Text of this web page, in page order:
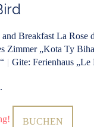
Breakfast La Rose
Zimmer „Kota Ty
| Gite: Ferienhaus „Le
BUCHEN